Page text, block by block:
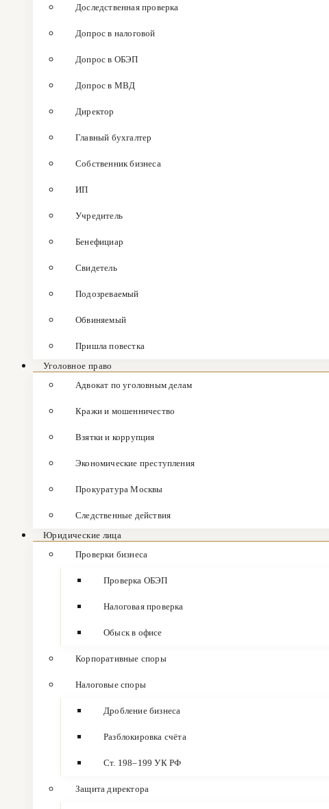
Доследственная проверка
Допрос в налоговой
Допрос в ОБЭП
Допрос в МВД
Директор
Главный бухгалтер
Собственник бизнеса
ИП
Учредитель
Бенефициар
Свидетель
Подозреваемый
Обвиняемый
Пришла повестка
Уголовное право
Адвокат по уголовным делам
Кражи и мошенничество
Взятки и коррупция
Экономические преступления
Прокуратура Москвы
Следственные действия
Юридические лица
Проверки бизнеса
Проверка ОБЭП
Налоговая проверка
Обыск в офисе
Корпоративные споры
Налоговые споры
Дробление бизнеса
Разблокировка счёта
Ст. 198–199 УК РФ
Защита директора